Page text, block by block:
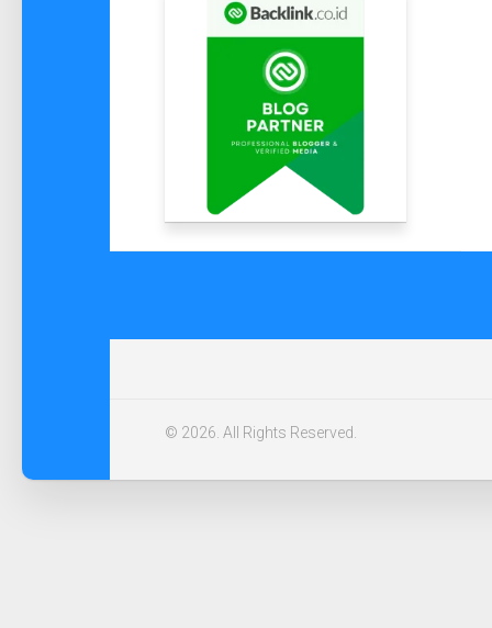
© 2026. All Rights Reserved.